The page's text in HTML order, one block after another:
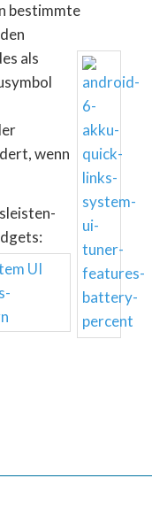
bestimmte
als
wenn